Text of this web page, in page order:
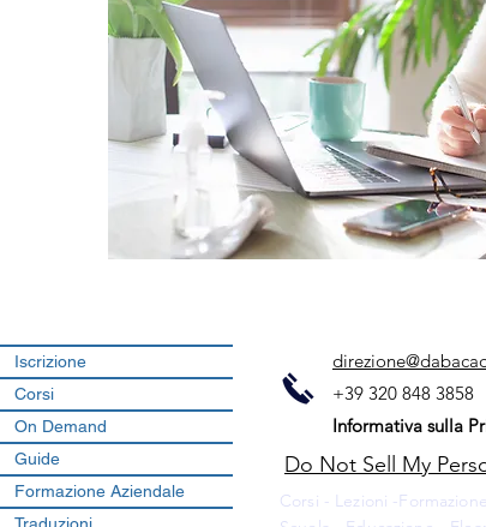
+39 320 848 3858
Informativa sulla
Do Not Sell My
Iscrizione
Corsi
On Demand
Guide
Formazione Aziendale
Corsi - Lezioni -